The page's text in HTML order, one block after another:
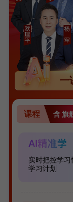
一
课程 含 旗
实时把控学
学习计划